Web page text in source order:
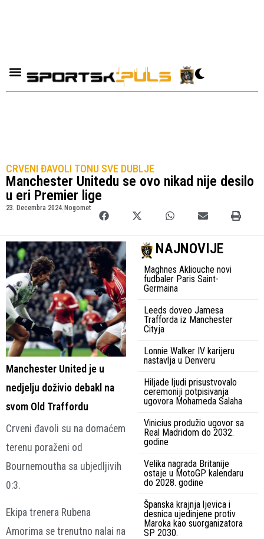
CRVENI ĐAVOLI TONU SVE DUBLJE
Manchester Unitedu se ovo nikad nije desilo
u eri Premier lige
23. Decembra 2024. Nogomet
Manchester United je u
nedjelju doživio debakl na
svom Old Traffordu
Crveni đavoli su na domaćem
terenu poraženi od
Bournemoutha sa ubjedljivih
0:3.
Ekipa trenera Rubena
Amorima se trenutno nalai na
NAJNOVIJE
Maghnes Akliouche novi
fudbaler Paris Saint-
Germaina
Leeds doveo Jamesa
Trafforda iz Manchester
Cityja
Lonnie Walker IV karijeru
nastavlja u Denveru
Hiljade ljudi prisustvovalo
ceremoniji potpisivanja
ugovora Mohameda Salaha
Vinicius produžio ugovor sa
Real Madridom do 2032.
godine
Velika nagrada Britanije
ostaje u MotoGP kalendaru
do 2028. godine
Španska krajnja ljevica i
desnica ujedinjene protiv
Maroka kao suorganizatora
SP 2030.